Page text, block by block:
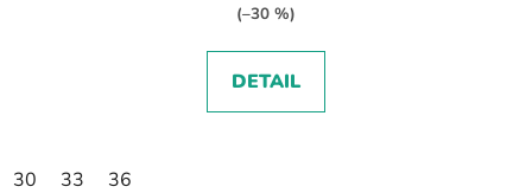
(–30 %)
DETAIL
30 33 36